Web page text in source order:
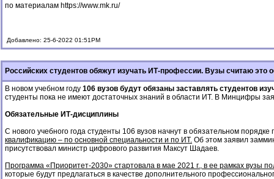
по материалам https://www.mk.ru/
Добавлено: 25-6-2022 01:51PM
Российских студентов обяжут изучать ИТ-профессии. Вузы считаю это
В новом учебном году 106 вузов будут обязаны заставлять студентов
студенты пока не имеют достаточных знаний в области ИТ. В Минцифры
Обязательные ИТ-дисциплины
С нового учебного года студенты 106 вузов начнут в обязательном
квалификацию – по основной специальности и по ИТ. Об этом заявил
присутствовал министр цифрового развития Максут Шадаев.
Программа «Приоритет-2030» стартовала в мае 2021 г., в ее рамках вузы
которые будут предлагаться в качестве дополнительного